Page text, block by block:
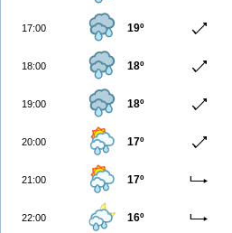
17:00 19º
18:00 18º
19:00 18º
20:00 17º
21:00 17º
22:00 16º